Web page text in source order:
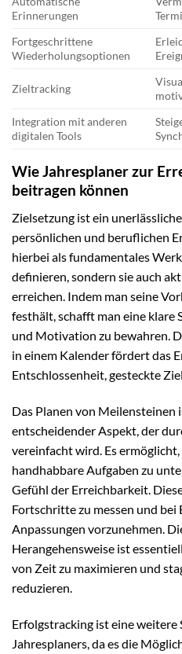
Erinnerungen
Fortgeschrittene
Wiederholungsoptionen
Zieltracking
Integration mit anderen
digitalen Tools
Wie Jahresplaner zur
beitragen können
Zielsetzung ist ein
persönlichen und beruflichen
hierbei als fundamentales
definieren, sondern sie auch
erreichen. Indem man seine
festhält, schafft man eine klare
und Motivation zu bewahren.
in einem Kalender fördert das
Entschlossenheit, gesteckte
Das Planen von Meilensteinen
entscheidender Aspekt, der
vereinfacht wird. Es
handhabbare Aufgaben zu
Gefühl der Erreichbarkeit.
Fortschritte zu messen und
Anpassungen vorzunehmen.
Herangehensweise ist
von Zeit zu maximieren und
reduzieren.
Erfolgstracking ist eine weitere
Jahresplaners, da es die